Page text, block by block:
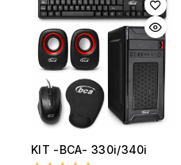
KIT -BCA- 330i/340i